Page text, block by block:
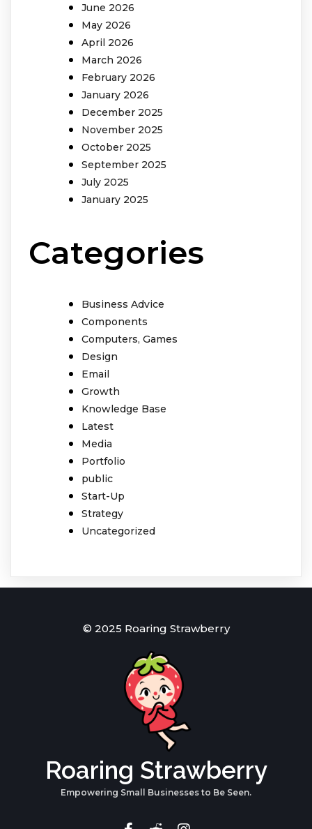
June 2026
May 2026
April 2026
March 2026
February 2026
January 2026
December 2025
November 2025
October 2025
September 2025
July 2025
January 2025
Categories
Business Advice
Components
Computers, Games
Design
Email
Growth
Knowledge Base
Latest
Media
Portfolio
public
Start-Up
Strategy
Uncategorized
© 2025 Roaring Strawberry
Roaring Strawberry
Empowering Small Businesses to Be Seen.